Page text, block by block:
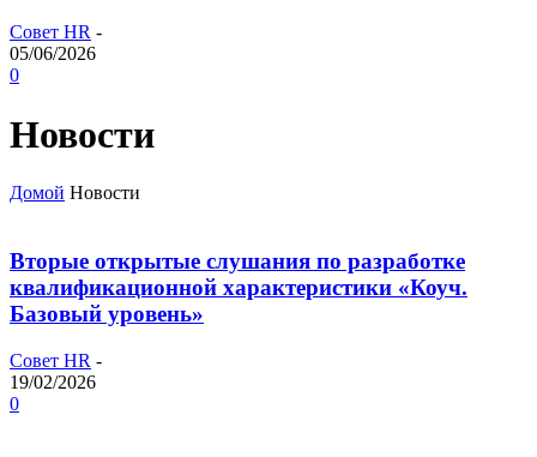
Совет HR -
05/06/2026
0
Новости
Домой Новости
Вторые открытые слушания по разработке
квалификационной характеристики «Коуч.
Базовый уровень»
Совет HR -
19/02/2026
0